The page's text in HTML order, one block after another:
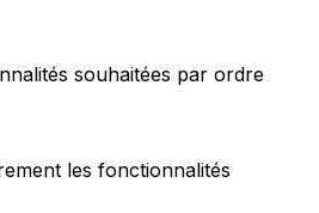
souhaitées par ordre
les fonctionnalités